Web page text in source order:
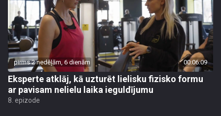
pirms 2 nedēļām, 6 dienām 00:06:09
Eksperte atklāj, kā uzturēt lielisku fizisko formu
ar pavisam nelielu laika ieguldījumu
8. epizode